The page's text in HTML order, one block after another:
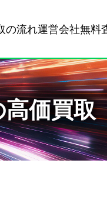
の流れ運営会社無料
価買取